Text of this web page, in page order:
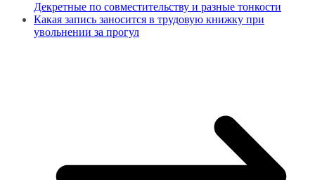
Декретные по совместительству и разные тонкости
Какая запись заносится в трудовую книжку при
увольнении за прогул